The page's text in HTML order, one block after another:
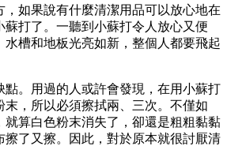
，如果說有什麼清潔用品可以放心地在
蘇打了。一聽到小蘇打令人放心又便
水槽和地板光亮如新，整個人都要飛起
點。用過的人或許會發現，在用小蘇打
末，所以必須擦拭兩、三次。不僅如
就算白色粉末消失了，卻還是粗粗黏黏
擦了又擦。因此，對於原本就很討厭清